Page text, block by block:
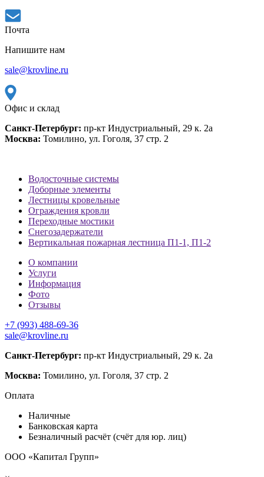
Почта
Напишите нам
sale@krovline.ru
Офис и склад
Санкт-Петербург: пр-кт Индустриальный, 29 к. 2а
Москва: Томилино, ул. Гоголя, 37 стр. 2
Водосточные системы
Доборные элементы
Лестницы кровельные
Ограждения кровли
Переходные мостики
Снегозадержатели
Вертикальная пожарная лестница П1-1, П1-2
О компании
Услуги
Информация
Фото
Отзывы
+7 (993) 488-69-36
sale@krovline.ru
Санкт-Петербург: пр-кт Индустриальный, 29 к. 2а
Москва: Томилино, ул. Гоголя, 37 стр. 2
Оплата
Наличные
Банковская карта
Безналичный расчёт (счёт для юр. лиц)
ООО «Капитал Групп»